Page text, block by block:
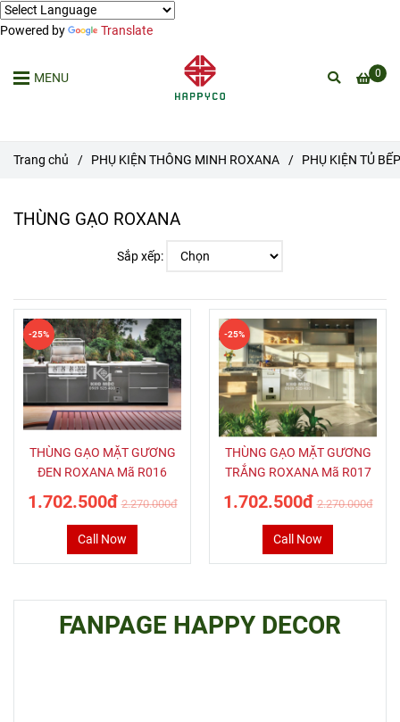
Powered by Translate
0
MENU
Trang chủ / PHỤ KIỆN THÔNG MINH ROXANA / PHỤ KIỆN TỦ
THÙNG GẠO ROXANA
Sắp xếp:
THÙNG GẠO MẶT GƯƠNG
ĐEN ROXANA Mã R016
1.702.500đ 2.270.000đ
-25%
Call Now
THÙNG GẠO MẶT GƯƠNG
TRẮNG ROXANA Mã R017
1.702.500đ 2.270.000đ
-25%
Call Now
FANPAGE HAPPY DECOR